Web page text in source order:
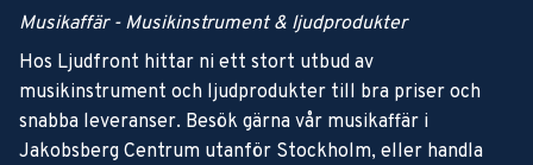
Musikaffär - Musikinstrument & ljudprodukter
Hos Ljudfront hittar ni ett stort utbud av
musikinstrument och ljudprodukter till bra priser och
snabba leveranser. Besök gärna vår musikaffär i
Jakobsberg Centrum utanför Stockholm, eller handla